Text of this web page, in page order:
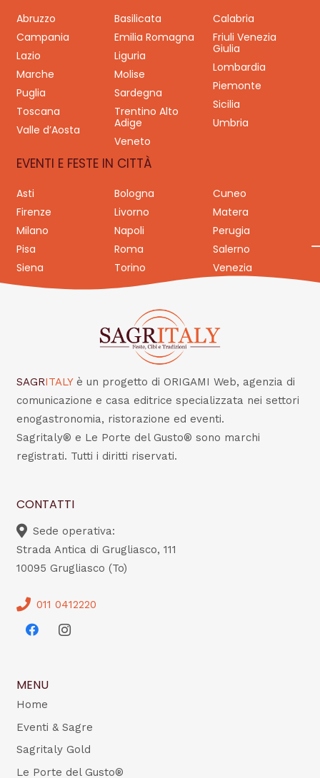
Abruzzo Basilicata
Calabria
Campania
Emilia Romagna
Friuli Venezia
Giulia
Lazio
Liguria
Lombardia
Marche
Molise
Piemonte
Puglia
Sardegna
Sicilia
Toscana
Trentino Alto
Adige
Umbria
Valle d’Aosta
Veneto
EVENTI E FESTE IN CITTÀ
Asti Bologna
Cuneo
Firenze
Livorno
Matera
Milano
Napoli
Perugia
Pisa
Roma
Salerno
Siena
Torino Venezia
SAGRITALY è un progetto di ORIGAMI Web, agenzia di
comunicazione e casa editrice specializzata nei settori
enogastronomia, ristorazione ed eventi.
Sagritaly® e Le Porte del Gusto® sono marchi
registrati. Tutti i diritti riservati.
CONTATTI
Sede operativa:
Strada Antica di Grugliasco, 111
10095 Grugliasco (To)
011 0412220
MENU
Home
Eventi & Sagre
Sagritaly Gold
Le Porte del Gusto®